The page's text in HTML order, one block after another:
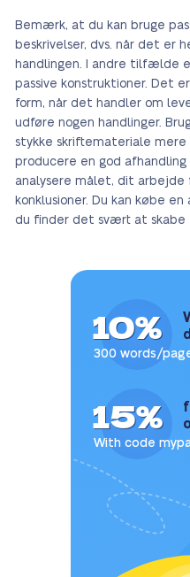
Bemærk, at du kan bruge
beskrivelser, dvs. når det er
handlingen. I andre tilfælde
passive konstruktioner. Det
form, når det handler om
udføre nogen handlinger.
stykke skriftemateriale mere
producere en god
analysere målet, dit
konklusioner. Du kan købe
du finder det svært at
10%
300 words/
15%
With code